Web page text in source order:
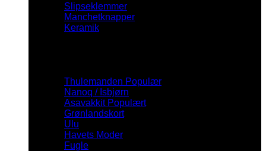
Slipseklemmer
Manchetknapper
Keramik
Thulemanden
Nanoq / Isbjørn
Asavakkit
Grønlandskort
Ulu
Havets Moder
Fugle